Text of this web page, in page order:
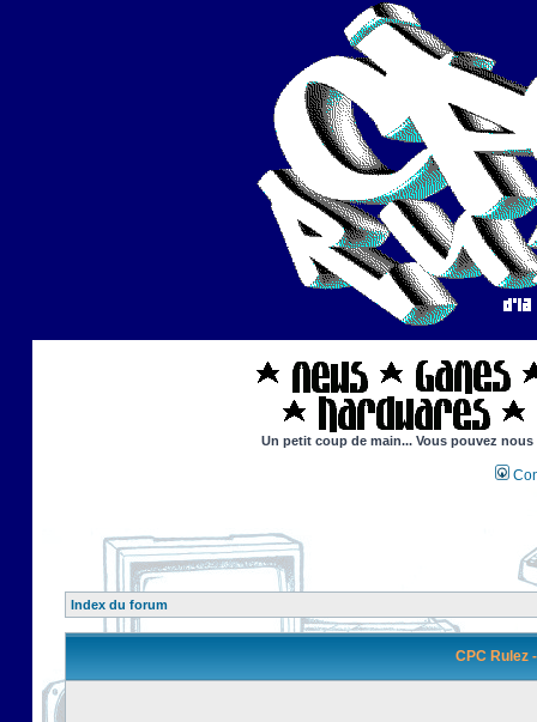
Un petit coup de main... Vous pouvez
Index du forum
CPC Rulez